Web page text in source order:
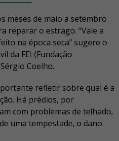
meses de maio a setembro
reparar o estrago. “Vale a
na época seca” sugere o
da FEI (Fundação
Coelho.
refletir sobre qual é a
Há prédios, por
com problemas de telhado,
uma tempestade, o dano